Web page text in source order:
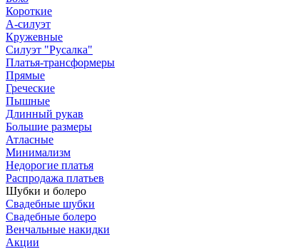
Короткие
А-силуэт
Кружевные
Силуэт "Русалка"
Платья-трансформеры
Прямые
Греческие
Пышные
Длинный рукав
Большие размеры
Атласные
Минимализм
Недорогие платья
Распродажа платьев
Шубки и болеро
Свадебные шубки
Свадебные болеро
Венчальные накидки
Акции